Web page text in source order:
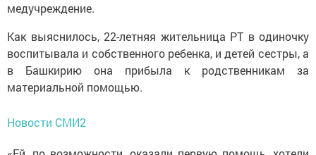
медучреждение.
Как выяснилось, 22-летняя жительница РТ в одиночку
воспитывала и собственного ребенка, и детей сестры, а
в Башкирию она прибыла к родственникам за
материальной помощью.
Новости СМИ2